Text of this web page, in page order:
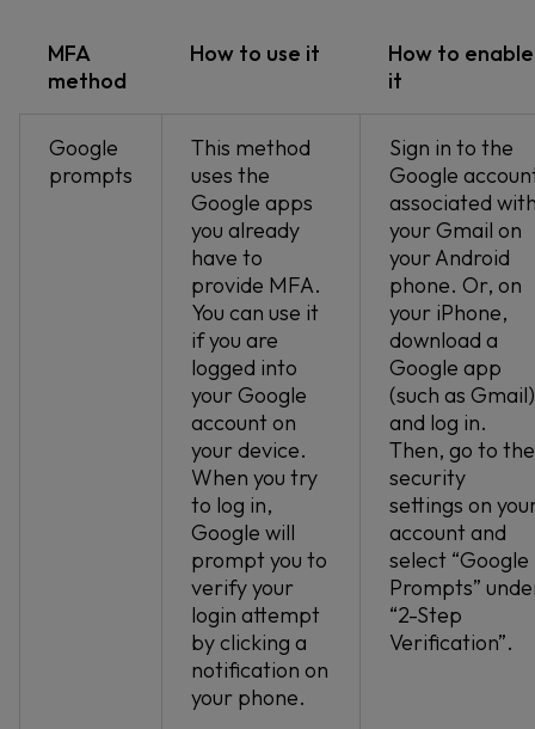
MFA
method
How to use it
How to enable
it
Google
prompts
This method
uses the
Google apps
you already
have to
provide MFA.
You can use it
if you are
logged into
your Google
account on
your device.
When you try
to log in,
Google will
prompt you to
verify your
login attempt
by clicking a
notification on
your phone.
Sign in to the
Google
associated
your Gmail on
your Android
phone. Or, on
your iPhone,
download a
Google app
(such as Gmail)
and log in.
Then, go to the
security
settings on
account and
select “Google
Prompts”
“2-Step
Verification”.